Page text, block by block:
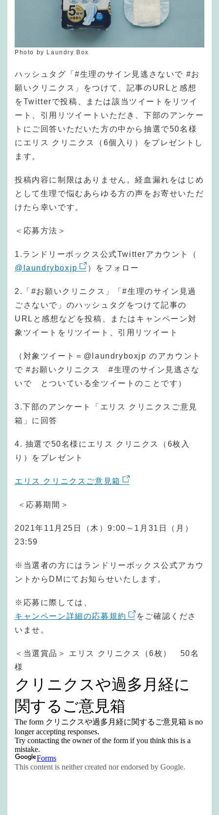
Photo by Laundry Box
ハッシュタグ「#生理のサイン見逃さないで #お
願いクリニクス」をつけて、記事のURLと感想
をTwitterで投稿、または該当ツイートをリツイ
ート、引用リツイートいただき、下部のアンケー
トにご回答いただいた方の中から抽選で50名様
にエリス クリニクス（6個入り）をプレゼントし
ます。
投稿内容に制限はありません。経血漏れをはじめ
として生理で悩むあらゆる方の声をお寄せいただ
けたら幸いです。
＜応募方法＞
1.ランドリーボックス公式Twitterアカウント（
@laundryboxjp
）をフォロー
2.「#お願いクリニクス」「#生理のサイン見過
ごさないで」のハッシュタグをつけて記事の
URLと感想などを投稿、またはキャンペーン対
象ツイートをリツイート、引用リツイート
（対象ツイート＝@laundryboxjp のアカウント
で #お願いクリニクス #生理のサイン見逃さな
いで とついている全ツイートのことです）
3.下部のアンケート「エリス クリニクスご意見
箱」に回答
4. 抽選で50名様にエリス クリニクス（6枚入
り）をプレゼント
エリス クリニクスご意見箱
＜応募期間＞
2021年11月25日（木）9:00～1月31日（月）
23:59
※当選者の方にはランドリーボックス公式アカウ
ントからDMにてお知らせいたします。
※応募に際しては、
キャンペーン詳細の応募規約
をご確認くださ
いませ。
＜当選賞品＞ エリス クリニクス（6枚） 50名
様